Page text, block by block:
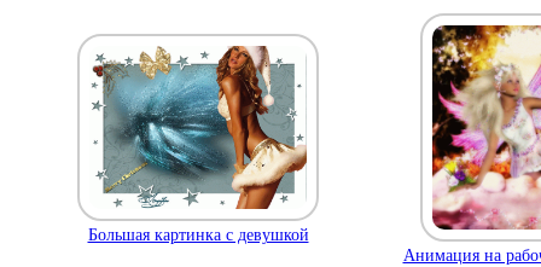
Большая картинка с девушкой
Анимация на